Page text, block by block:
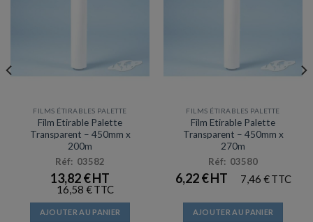
FILMS ÉTIRABLES PALETTE
Film Etirable Palette
Transparent – 450mm x
200m
Réf: 03582
13,82€
16,58 €
AJOUTER AU PANIER
FILMS ÉTIRABLES PALETTE
Film Etirable Palette
Transparent – 450mm x
270m
Réf: 03580
6,22€ 7,46 €
AJOUTER AU PANIER